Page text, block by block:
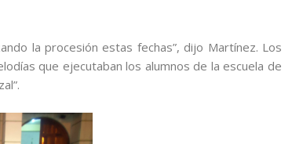
la procesión estas fechas”, dijo Martínez. Los
que ejecutaban los alumnos de la escuela de